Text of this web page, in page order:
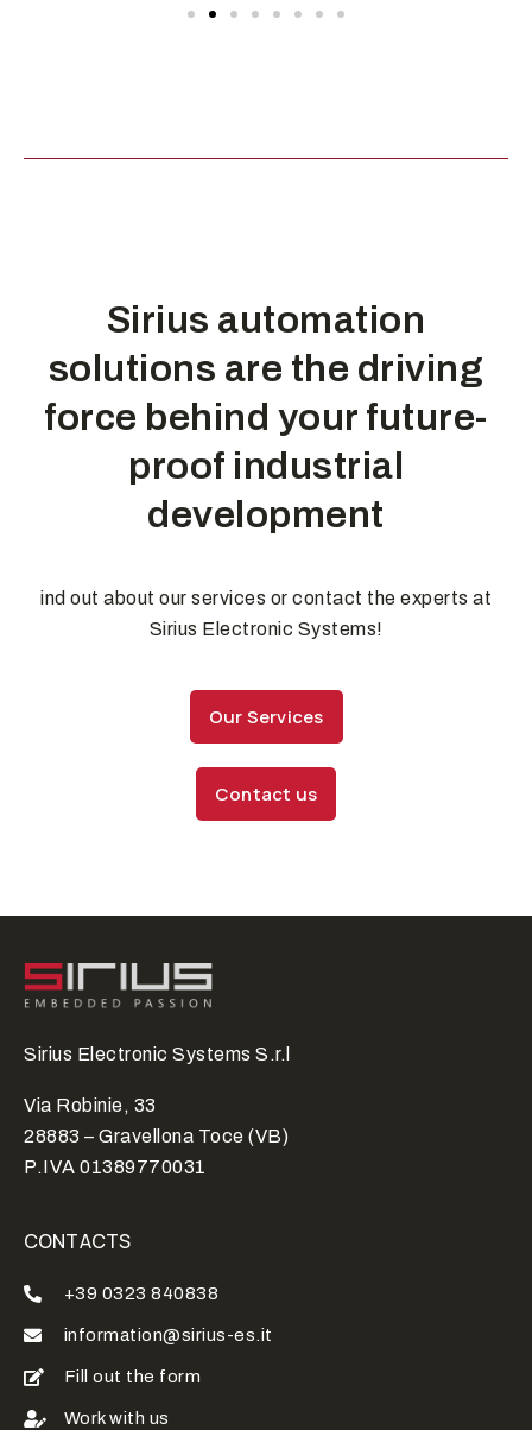
Sirius automation
solutions are the driving
force behind your future-
proof industrial
development
ind out about our services or contact the experts at
Sirius Electronic Systems!
Our Services
Contact us
Sirius Electronic Systems S.r.l
Via Robinie, 33
28883 – Gravellona Toce (VB)
P.IVA 01389770031
CONTACTS
+39 0323 840838
information@sirius-es.it
Fill out the form
Work with us